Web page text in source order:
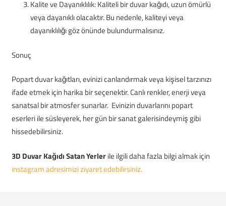
Kalite ve Dayanıklılık: Kaliteli bir duvar kağıdı, uzun ömürlü
veya dayanıklı olacaktır. Bu nedenle, kaliteyi veya
dayanıklılığı göz önünde bulundurmalısınız.
Sonuç
Popart duvar kağıtları, evinizi canlandırmak veya kişisel tarzınızı
ifade etmek için harika bir seçenektir. Canlı renkler, enerji veya
sanatsal bir atmosfer sunarlar. Evinizin duvarlarını popart
eserleri ile süsleyerek, her gün bir sanat galerisindeymiş gibi
hissedebilirsiniz.
3D Duvar Kağıdı Satan Yerlerile ilgili daha fazla bilgi almak için
instagram adresimizi ziyaret edebilirsiniz.